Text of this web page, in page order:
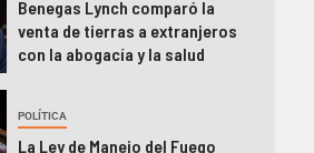
Benegas Lynch comparó la
venta de tierras a extranjeros
con la abogacía y la salud
POLÍTICA
La Ley de Manejo del Fuego